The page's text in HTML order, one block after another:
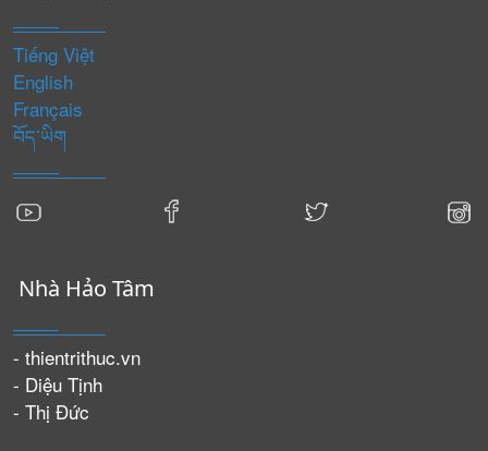
Tiếng Việt
English
Français
བོད་ཡིག
Nhà Hảo Tâm
- thientrithuc.vn
- Diệu Tịnh
- Thị Đức